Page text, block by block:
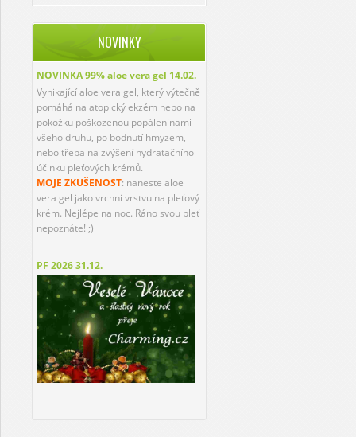
NOVINKY
NOVINKA 99% aloe vera gel 14.02.
Vynikající aloe vera gel, který výtečně
pomáhá na atopický ekzém nebo na
pokožku poškozenou popáleninami
všeho druhu, po bodnutí hmyzem,
nebo třeba na zvýšení hydratačního
účinku pleťových krémů.
MOJE ZKUŠENOST: naneste aloe
vera gel jako vrchni vrstvu na pleťový
krém. Nejlépe na noc. Ráno svou pleť
nepoznáte! ;)
PF 202631.12.